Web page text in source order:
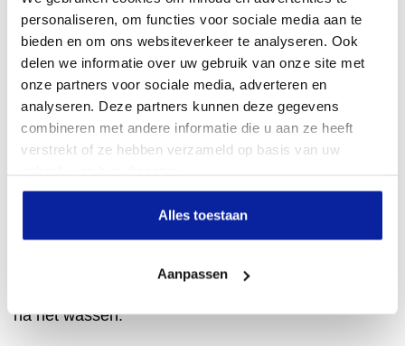
personaliseren, om functies voor sociale media aan te
bieden en om ons websiteverkeer te analyseren. Ook
delen we informatie over uw gebruik van onze site met
onze partners voor sociale media, adverteren en
analyseren. Deze partners kunnen deze gegevens
combineren met andere informatie die u aan ze heeft
verstrekt of ze hebben verzameld op basis van uw
Alles toestaan
Aanpassen
De pasvorm is prettig. De boord zit comfortabel en
snijdt niet. De stof ademt goed en voelt natuurlijk
aan. Je kunt de sokken elke dag dragen. Ze passen
goed bij sneakers, nette schoenen of laarzen.
De normalekatoenen sokkenzijn verkrijgbaar in vier
blauw of grijs. Dit zijn rustige kleuren die eenvoudig
zijn te combineren met je outfits.
mensen met een gevoelige huid. Er worden geen
na het wassen.